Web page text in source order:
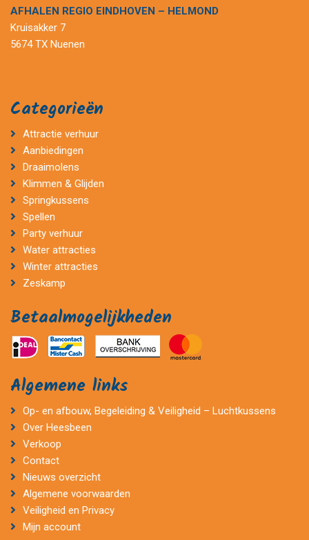
AFHALEN REGIO EINDHOVEN – HELMOND
Kruisakker 7
5674 TX Nuenen
Categorieën
Attractie verhuur
Aanbiedingen
Draaimolens
Klimmen & Glijden
Springkussens
Spellen
Party verhuur
Water attracties
Winter attracties
Zeskamp
Betaalmogelijkheden
Algemene links
Op- en afbouw, Begeleiding & Veiligheid – Luchtkussens
Over Heesbeen
Verkoop
Contact
Nieuws overzicht
Algemene voorwaarden
Veiligheid en Privacy
Mijn account